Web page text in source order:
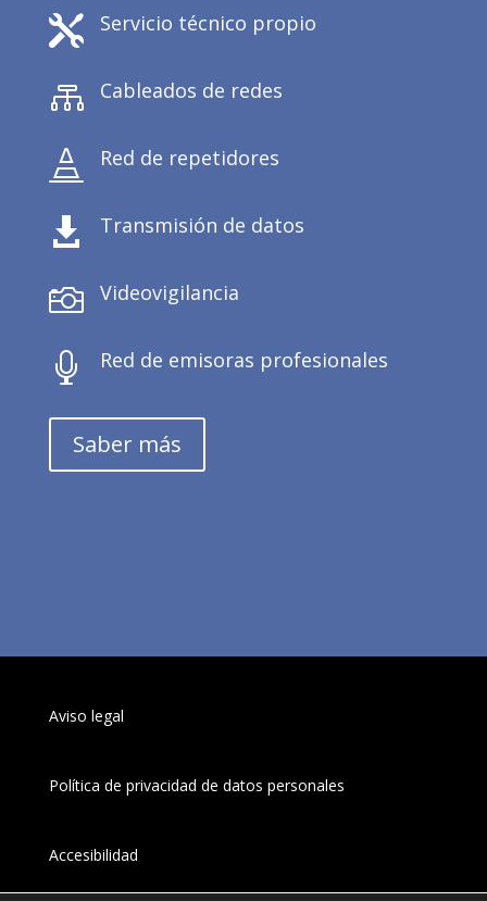
 Servicio técnico propio
 Cableados de redes
 Red de repetidores
 Transmisión de datos
 Videovigilancia
 Red de emisoras profesionales
Saber más
Aviso legal
Política de privacidad de datos personales
Accesibilidad